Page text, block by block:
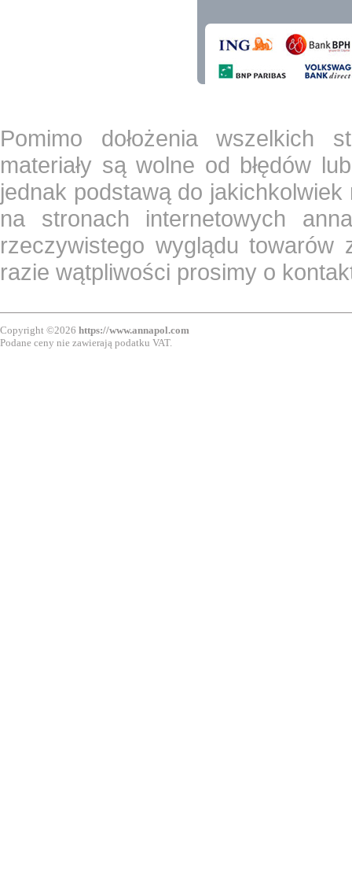
Pomimo dołożenia wszelkich
materiały są wolne od błędów
jednak podstawą do
na stronach internetowych
rzeczywistego wyglądu
razie wątpliwości prosimy o
Copyright ©2026 https://www.annapol.com
Podane ceny nie zawierają podatku VAT.